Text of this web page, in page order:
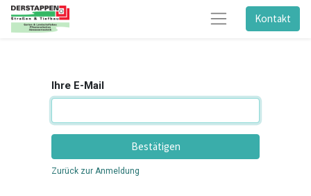
Kontakt
Ihre E-Mail
Bestätigen
Zurück zur Anmeldung